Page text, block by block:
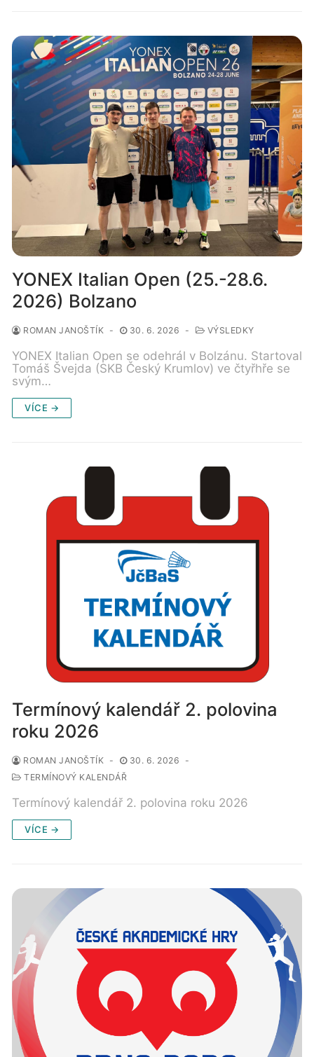
YONEX Italian Open (25.-28.6.
2026) Bolzano
ROMAN JANOŠTÍK - 30. 6. 2026 - VÝSLEDKY
YONEX Italian Open se odehrál v Bolzánu. Startoval
Tomáš Švejda (SKB Český Krumlov) ve čtyřhře se
svým…
VÍCE →
Termínový kalendář 2. polovina
roku 2026
ROMAN JANOŠTÍK - 30. 6. 2026
-
TERMÍNOVÝ KALENDÁŘ
Termínový kalendář 2. polovina roku 2026
VÍCE →